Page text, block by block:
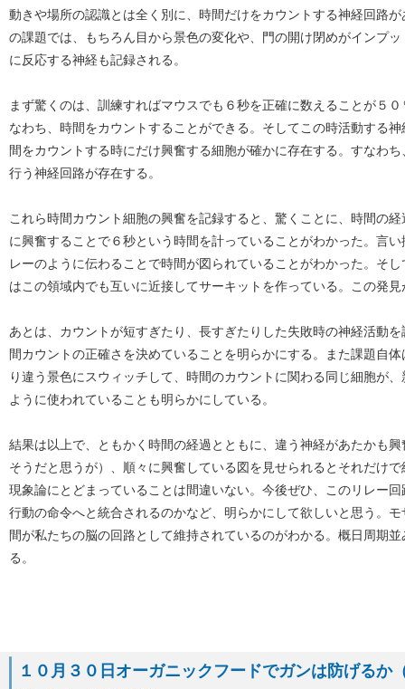
動きや場所の認識とは全く別に、時間だけをカウントする神経回路
の課題では、もちろん目から景色の変化や、門の開け閉めがインプ
に反応する神経も記録される。
まず驚くのは、訓練すればマウスでも６秒を正確に数えることが５
なわち、時間をカウントすることができる。そしてこの時活動する
間をカウントする時にだけ興奮する細胞が確かに存在する。すなわ
行う神経回路が存在する。
これら時間カウント細胞の興奮を記録すると、驚くことに、時間の
に興奮することで６秒という時間を計っていることがわかった。言
レーのように伝わることで時間が図られていることがわかった。そ
はこの領域内でも互いに近接してサーキットを作っている。この発
あとは、カウントが短すぎたり、長すぎたりした失敗時の神経活動
間カウントの正確さを決めていることを明らかにする。また課題自
り違う景色にスウィッチして、時間のカウントに関わる同じ細胞が
ように使われていることも明らかにしている。
結果は以上で、ともかく時間の経過とともに、違う神経があたかも
そうだと思うが）、順々に興奮している図を見せられるとそれだけ
現象論にとどまっていることは間違いない。今後ぜひ、このリレー
行動の命令へと統合されるのかなど、明らかにして欲しいと思う。
間が私たちの脳の回路として維持されているのがわかる。概日周期
る。
１０月３０日オーガニックフードでガンは防げる